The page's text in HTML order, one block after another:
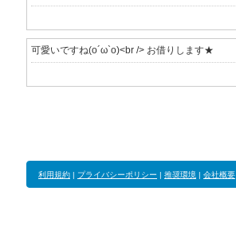
可愛いですね(o´ω`o)<br /> お借りします★
利用規約 | プライバシーポリシー | 推奨環境 | 会社概要